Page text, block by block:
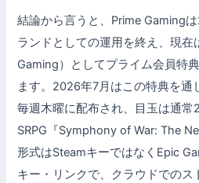
結論から言うと、Prime Gaming
ランドとしての運用を終え、現
Gaming）としてプライム会員特
ます。2026年7月はこの特典を通
毎週木曜に配布され、目玉は通常
SRPG『Symphony of War: The
形式はSteamキーではなくEpic
キー・リンクで、クラウドでのス